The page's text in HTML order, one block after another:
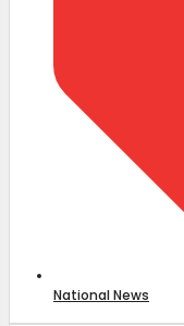
National News